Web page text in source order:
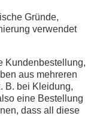
Gründe,
verwendet
Kundenbestellung,
aus mehreren
B. bei Kleidung,
eine Bestellung
dass all diese